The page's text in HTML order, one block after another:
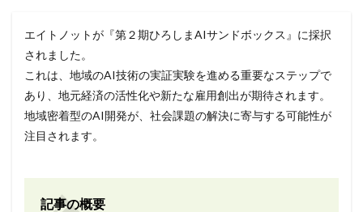
エイトノットが『第２期ひろしまAIサンドボックス』に採択
されました。
これは、地域のAI技術の実証実験を進める重要なステップで
あり、地元経済の活性化や新たな雇用創出が期待されます。
地域密着型のAI開発が、社会課題の解決に寄与する可能性が
注目されます。
記事の概要